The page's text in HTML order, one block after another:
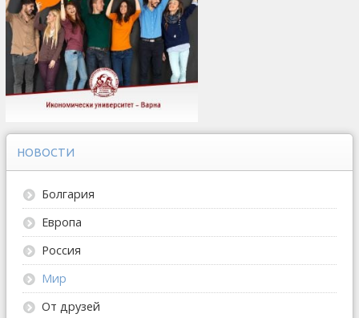
НОВОСТИ
Болгария
Европа
Россия
Мир
От друзей